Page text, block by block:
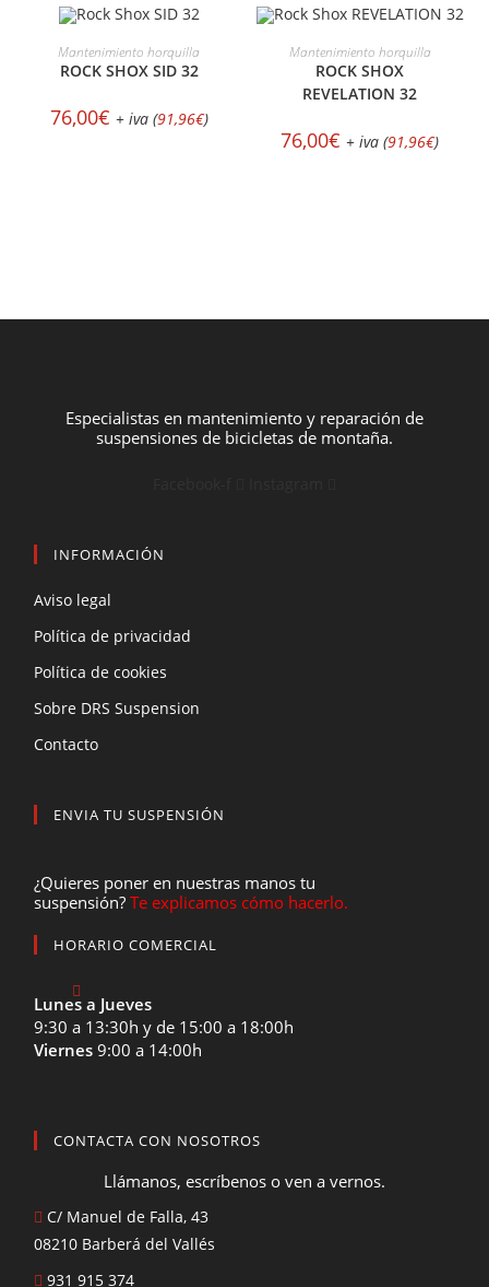
SELECCIONAR OPCIONES
Mantenimiento horquilla
ROCK SHOX SID 32
76,00€ + iva (91,96€)
SELECCIONAR OPCIONES
Mantenimiento horquilla
ROCK SHOX
REVELATION 32
76,00€ + iva (91,96€)
Especialistas en mantenimiento y reparación de
suspensiones de bicicletas de montaña.
INFORMACIÓN
Aviso legal
Política de privacidad
Política de cookies
Sobre DRS Suspension
Contacto
ENVIA TU SUSPENSIÓN
¿Quieres poner en nuestras manos tu
suspensión?Te explicamos cómo hacerlo.
HORARIO COMERCIAL
Lunes a Jueves
9:30 a 13:30h y de 15:00 a 18:00h
Viernes9:00 a 14:00h
CONTACTA CON NOSOTROS
Llámanos, escríbenos o ven a vernos.
C/ Manuel de Falla, 43
08210 Barberá del Vallés
931 915 374